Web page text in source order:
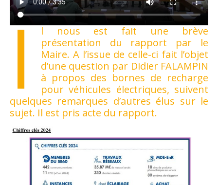
I
l nous est fait une brève
présentation du rapport par le
Maire. A l’issue de celle-ci fait l’objet
d’une question par Didier FALAMPIN
à propos des bornes de recharge
pour véhicules électriques, suivent
quelques remarques d’autres élus sur le
sujet. Il est pris acte du rapport.